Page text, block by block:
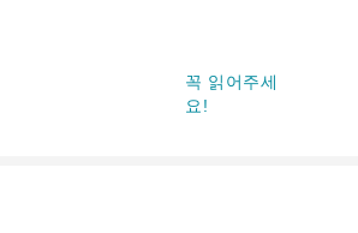
꼭 읽어주세
요!